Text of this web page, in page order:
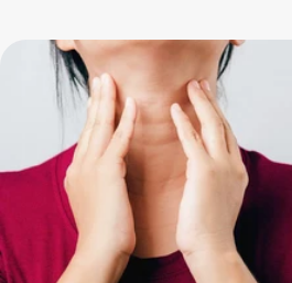
除了遺傳之外，不正確的飲食習慣、
年人每10人就有1人罹患糖尿病，且糖
人，年齡越高糖尿病的盛行率也越高。